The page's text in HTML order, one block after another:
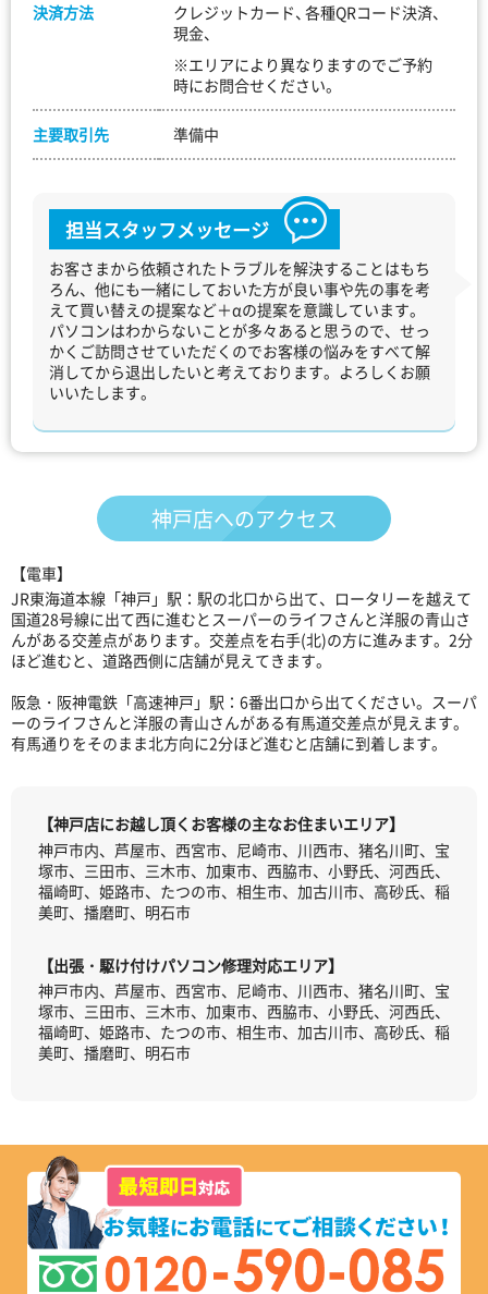
決済方法 クレジットカード 各種QRコード決済
現金
※エリアにより異なりますのでご予約
時にお問合せください。
主要取引先 準備中
担当スタッフメッセージ
お客さまから依頼されたトラブルを解決することはもち
ろん、他にも一緒にしておいた方が良い事や先の事を考
えて買い替えの提案など＋αの提案を意識しています。
パソコンはわからないことが多々あると思うので、せっ
かくご訪問させていただくのでお客様の悩みをすべて解
消してから退出したいと考えております。よろしくお願
いいたします。
神戸店へのアクセス
【電車】
JR東海道本線「神戸」駅：駅の北口から出て、ロータリーを越えて
国道28号線に出て西に進むとスーパーのライフさんと洋服の青山さ
んがある交差点があります。交差点を右手(北)の方に進みます。2分
ほど進むと、道路西側に店舗が見えてきます。
阪急・阪神電鉄「高速神戸」駅：6番出口から出てください。スーパ
ーのライフさんと洋服の青山さんがある有馬道交差点が見えます。
有馬通りをそのまま北方向に2分ほど進むと店舗に到着します。
【神戸店にお越し頂くお客様の主なお住まいエリア】
神戸市内、芦屋市、西宮市、尼崎市、川西市、猪名川町、宝
塚市、三田市、三木市、加東市、西脇市、小野氏、河西氏、
福崎町、姫路市、たつの市、相生市、加古川市、高砂氏、稲
美町、播磨町、明石市
【出張・駆け付けパソコン修理対応エリア】
神戸市内、芦屋市、西宮市、尼崎市、川西市、猪名川町、宝
塚市、三田市、三木市、加東市、西脇市、小野氏、河西氏、
福崎町、姫路市、たつの市、相生市、加古川市、高砂氏、稲
美町、播磨町、明石市